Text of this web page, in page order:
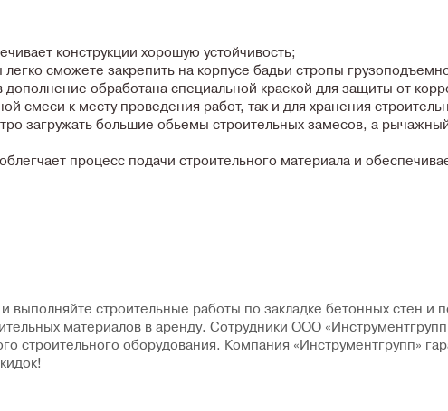
конструкции хорошую устойчивость;
сможете закрепить на корпусе бадьи стропы
обработана специальной краской для защиты от
смеси к месту проведения работ, так и для хранения
загружать большие обьемы строительных замесов, а
процесс подачи строительного материала и
строительные работы по закладке бетонных стен и
материалов в аренду. Сотрудники ООО
оборудования. Компания «Инструментгрупп»